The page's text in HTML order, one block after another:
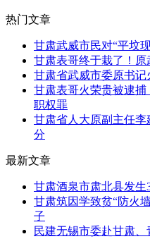
热门文章
甘肃武威市民对“平坟
甘肃表哥终于栽了！
甘肃省武威市委原书记
甘肃表哥火荣贵被逮
职权罪
甘肃省人大原副主任
分
最新文章
甘肃酒泉市肃北县发生
甘肃筑因学致贫“防火
子
民建无锡市委赴甘肃